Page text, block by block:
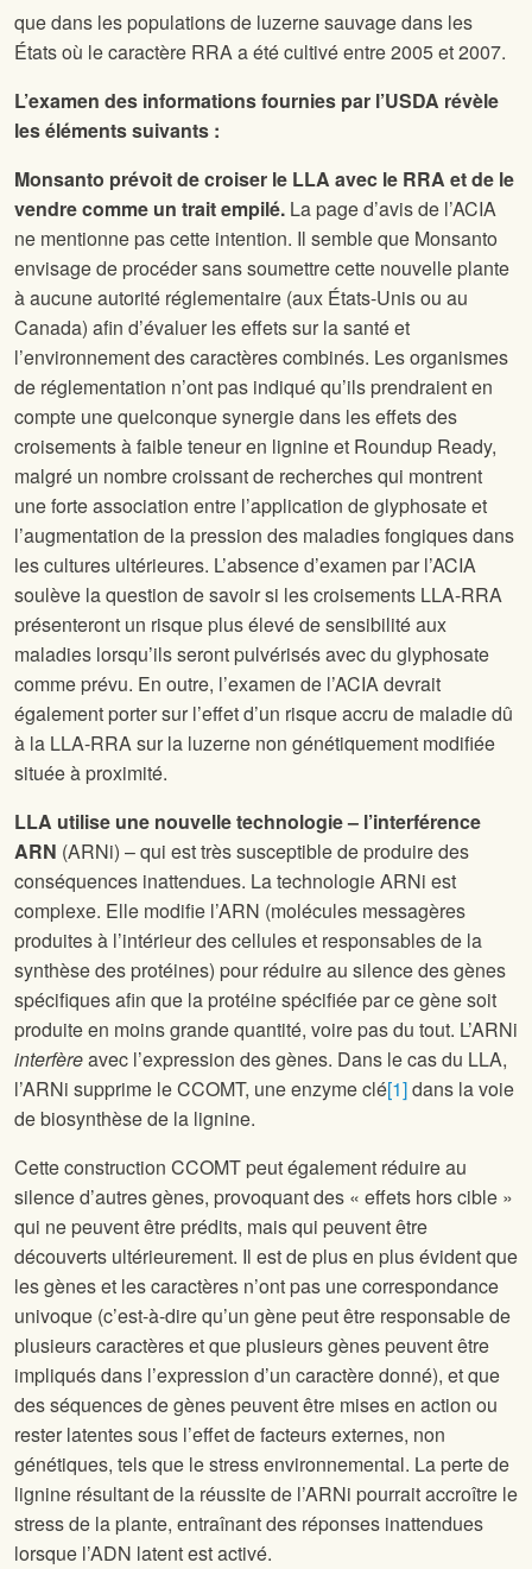
que dans les populations de luzerne sauvage dans les
États où le caractère RRA a été cultivé entre 2005 et 2007.
L’examen des informations fournies par l’USDA révèle
les éléments suivants :
Monsanto prévoit de croiser le LLA avec le RRA et de le
vendre comme un trait empilé. La page d’avis de l’ACIA
ne mentionne pas cette intention. Il semble que Monsanto
envisage de procéder sans soumettre cette nouvelle plante
à aucune autorité réglementaire (aux États-Unis ou au
Canada) afin d’évaluer les effets sur la santé et
l’environnement des caractères combinés. Les organismes
de réglementation n’ont pas indiqué qu’ils prendraient en
compte une quelconque synergie dans les effets des
croisements à faible teneur en lignine et Roundup Ready,
malgré un nombre croissant de recherches qui montrent
une forte association entre l’application de glyphosate et
l’augmentation de la pression des maladies fongiques dans
les cultures ultérieures. L’absence d’examen par l’ACIA
soulève la question de savoir si les croisements LLA-RRA
présenteront un risque plus élevé de sensibilité aux
maladies lorsqu’ils seront pulvérisés avec du glyphosate
comme prévu. En outre, l’examen de l’ACIA devrait
également porter sur l’effet d’un risque accru de maladie dû
à la LLA-RRA sur la luzerne non génétiquement modifiée
située à proximité.
LLA utilise une nouvelle technologie – l’interférence
ARN (ARNi) – qui est très susceptible de produire des
conséquences inattendues. La technologie ARNi est
complexe. Elle modifie l’ARN (molécules messagères
produites à l’intérieur des cellules et responsables de la
synthèse des protéines) pour réduire au silence des gènes
spécifiques afin que la protéine spécifiée par ce gène soit
produite en moins grande quantité, voire pas du tout. L’ARNi
interfèreavec l’expression des gènes. Dans le cas du LLA,
l’ARNi supprime le CCOMT, une enzyme clé[1]dans la voie
de biosynthèse de la lignine.
Cette construction CCOMT peut également réduire au
silence d’autres gènes, provoquant des « effets hors cible »
qui ne peuvent être prédits, mais qui peuvent être
découverts ultérieurement. Il est de plus en plus évident que
les gènes et les caractères n’ont pas une correspondance
univoque (c’est-à-dire qu’un gène peut être responsable de
plusieurs caractères et que plusieurs gènes peuvent être
impliqués dans l’expression d’un caractère donné), et que
des séquences de gènes peuvent être mises en action ou
rester latentes sous l’effet de facteurs externes, non
génétiques, tels que le stress environnemental. La perte de
lignine résultant de la réussite de l’ARNi pourrait accroître le
stress de la plante, entraînant des réponses inattendues
lorsque l’ADN latent est activé.